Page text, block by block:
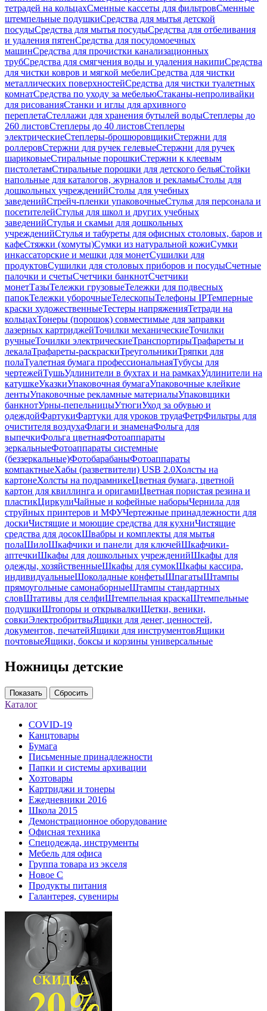
тетрадей на кольцахСменные кассеты для фильтровСменные
штемпельные подушкиСредства для мытья детской
посудыСредства для мытья посудыСредства для отбеливания
и удаления пятенСредства для посудомоечных
машинСредства для прочистки канализационных
трубСредства для смягчения воды и удаления накипиСредства
для чистки ковров и мягкой мебелиСредства для чистки
металлических поверхностейСредства для чистки туалетных
комнатСредства по уходу за мебельюСтаканы-непроливайки
для рисованияСтанки и иглы для архивного
переплетаСтеллажи для хранения бутылей водыСтеплеры до
260 листовСтеплеры до 40 листовСтеплеры
электрическиеСтеплеры-брошюровщикиСтержни для
роллеровСтержни для ручек гелевыеСтержни для ручек
шариковыеСтиральные порошкиСтержни к клеевым
пистолетамСтиральные порошки для детского бельяСтойки
напольные для каталогов, журналов и рекламыСтолы для
дошкольных учрежденийСтолы для учебных
заведенийСтрейч-пленки упаковочныеСтулья для персонала и
посетителейСтулья для школ и других учебных
заведенийСтулья и скамьи для дошкольных
учрежденийСтулья и табуреты для офисных столовых, баров и
кафеСтяжки (хомуты)Сумки из натуральной кожиСумки
инкассаторские и мешки для монетСушилки для
продуктовСушилки для столовых приборов и посудыСчетные
палочки и счетыСчетчики банкнотСчетчики
монетТазыТележки грузовыеТележки для подвесных
папокТележки уборочныеТелескопыТелефоны IPТемперные
краски художественныеТестеры напряженияТетради на
кольцахТонеры (порошок) совместимые для заправки
лазерных картриджейТочилки механическиеТочилки
ручныеТочилки электрическиеТранспортирыТрафареты и
лекалаТрафареты-раскраскиТреугольникиТряпки для
полаТуалетная бумага профессиональнаяТубусы для
чертежейТушьУдлинители в бухтах и на рамкахУдлинители на
катушкеУказкиУпаковочная бумагаУпаковочные клейкие
лентыУпаковочные рекламные материалыУпаковщики
банкнотУрны-пепельницыУтюгиУход за обувью и
одеждойФартукиФартуки для уроков трудаФетрФильтры для
очистителя воздухаФлаги и знаменаФольга для
выпечкиФольга цветнаяФотоаппараты
зеркальныеФотоаппараты системные
(беззеркальные)ФотобарабаныФотоаппараты
компактныеХабы (разветвители) USB 2.0Холсты на
картонеХолсты на подрамникеЦветная бумага, цветной
картон для квиллинга и оригамиЦветная пористая резина и
пластикЦиркулиЧайные и кофейные наборыЧернила для
струйных принтеров и МФУЧертежные принадлежности для
доскиЧистящие и моющие средства для кухниЧистящие
средства для досокШвабры и комплекты для мытья
полаШилоШкафчики и панели для ключейШкафчики-
аптечкиШкафы для дошкольных учрежденийШкафы для
одежды, хозяйственныеШкафы для сумокШкафы кассира,
индивидуальныеШоколадные конфетыШпагатыШтампы
прямоугольные самонаборныеШтампы стандартных
словШтативы для селфиШтемпельная краскаШтемпельные
подушкиШтопоры и открывалкиЩетки, веники,
совкиЭлектробритвыЯщики для денег, ценностей,
документов, печатейЯщики для инструментовЯщики
почтовыеЯщики, боксы и корзины универсальные
Ножницы детские
Показать Сбросить
Каталог
COVID-19
Канцтовары
Бумага
Письменные принадлежности
Папки и системы архивации
Хозтовары
Картриджи и тонеры
Ежедневники 2016
Школа 2015
Демонстрационное оборудование
Офисная техника
Спецодежда, инструменты
Мебель для офиса
Группа товара из экселя
Новое С
Продукты питания
Галантерея, сувениры